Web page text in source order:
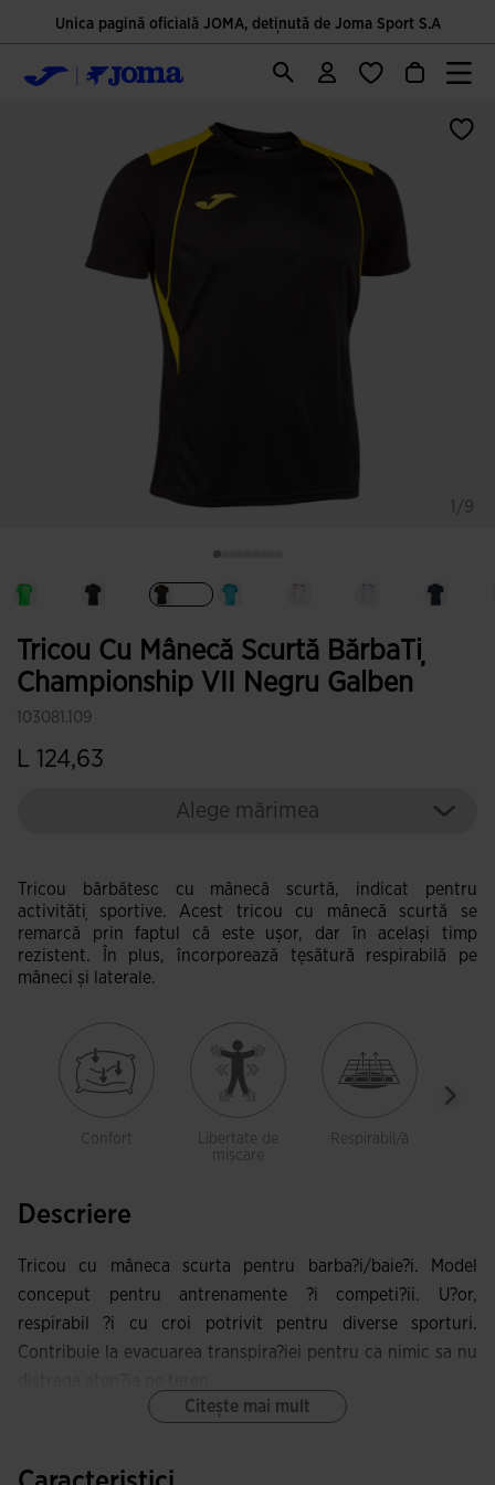
Unica pagină oficială JOMA, deținută de Joma Sport S.A
Tricou Cu Mânecă Scurtă BărbaȚi
Championship VII Negru Galben
103081.109
L 124,63
Alege mărimea
Tricou bărbătesc cu mânecă scurtă, indicat pentru
activități sportive. Acest tricou cu mânecă scurtă se
remarcă prin faptul că este ușor, dar în același timp
rezistent. În plus, încorporează țesătură respirabilă pe
mâneci și laterale.
Confort
Libertate de
mișcare
Respirabil/ă
Descriere
Tricou cu mâneca scurta pentru barba?i/baie?i. Model
conceput pentru antrenamente ?i competi?ii. U?or,
respirabil ?i cu croi potrivit pentru diverse sporturi.
Contribuie la evacuarea transpira?iei pentru ca nimic sa nu
Citește mai mult